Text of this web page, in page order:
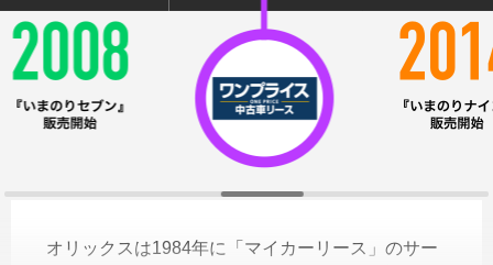
オリックスは1984年に「マイカーリース」のサー